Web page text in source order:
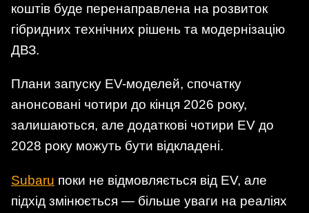
коштів буде перенаправлена на розвиток
гібридних технічних рішень та модернізацію
ДВЗ.
Плани запуску EV-моделей, спочатку
анонсовані чотири до кінця 2026 року,
залишаються, але додаткові чотири EV до
2028 року можуть бути відкладені.
Subaru поки не відмовляється від EV, але
підхід змінюється — більше уваги на реаліях